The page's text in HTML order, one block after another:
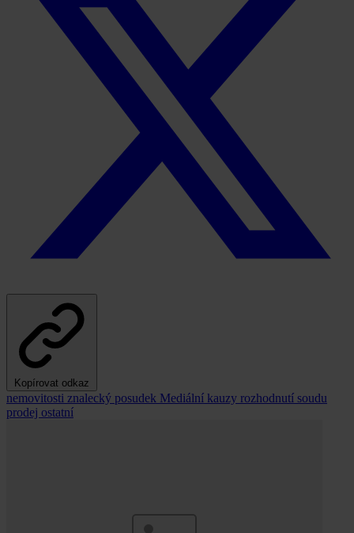
Kopírovat odkaz
nemovitosti znalecký posudek Mediální kauzy rozhodnutí soudu
prodej ostatní